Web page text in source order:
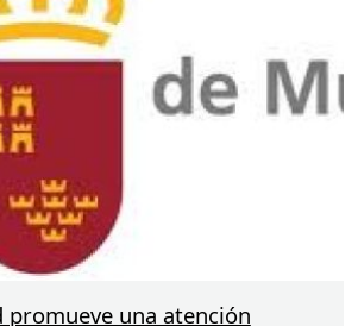
promueve una atención